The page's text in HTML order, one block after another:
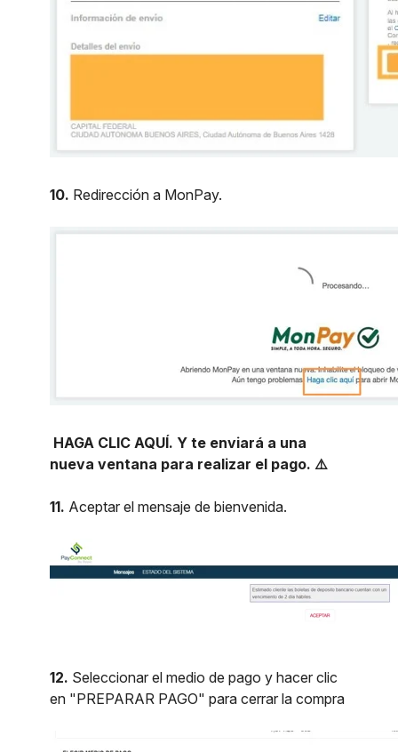
10. Redirección a MonPay.
HAGA CLIC AQUÍ. Y te enviará a una
nueva ventana para realizar el pago. ⚠️
11. Aceptar el mensaje de bienvenida.
12. Seleccionar el medio de pago y hacer clic
en "PREPARAR PAGO" para cerrar la compra